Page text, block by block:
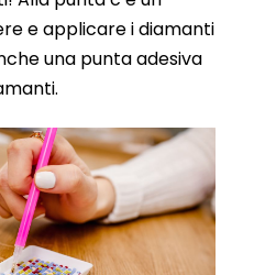
e applicare i diamanti
una punta adesiva